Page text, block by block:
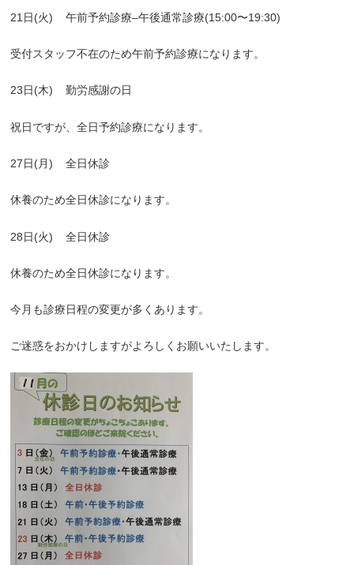
21 日(火) 午前予約診療–午後通常診療(15:00〜19:30)
受付スタッフ不在のため午前予約診療になります。
23日(木) 勤労感謝の日
祝日ですが、全日予約診療になります。
27日(月) 全日休診
休養のため全日休診になります。
28日(火) 全日休診
休養のため全日休診になります。
今月も診療日程の変更が多くあります。
ご迷惑をおかけしますがよろしくお願いいたします。